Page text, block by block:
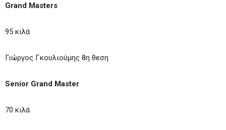
Grand Masters
95 κιλά
Γιώργος Γκουλιούμης 8η θεση
Senior Grand Master
70 κιλά